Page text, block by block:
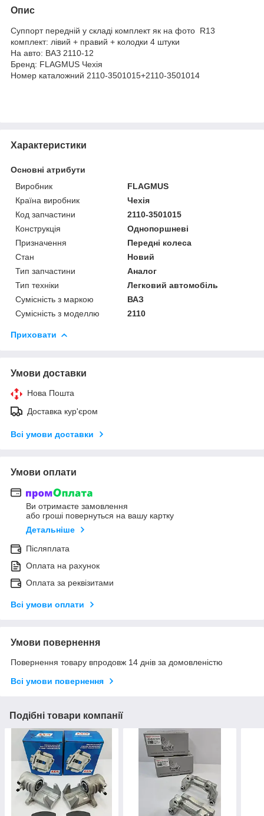
Опис
Суппорт передній у складі комплект як на фото R13
комплект: лівий + правий + колодки 4 штуки
На авто: ВАЗ 2110-12
Бренд: FLAGMUS Чехія
Номер каталожний 2110-3501015+2110-3501014
Характеристики
Основні атрибути
Виробник
FLAGMUS
Країна виробник
Чехія
Код запчастини
2110-3501015
Конструкція
Однопоршневі
Призначення
Передні колеса
Стан
Новий
Тип запчастини
Аналог
Тип техніки
Легковий автомобіль
Сумісність з маркою
ВАЗ
Сумісність з моделлю
2110
Приховати
Умови доставки
Нова Пошта
Доставка кур'єром
Всі умови доставки
Умови оплати
Ви отримаєте замовлення
або гроші повернуться на вашу картку
Детальніше
Післяплата
Оплата на рахунок
Оплата за реквізитами
Всі умови оплати
Умови повернення
Повернення товару впродовж 14 днів за домовленістю
Всі умови повернення
Подібні товари компанії